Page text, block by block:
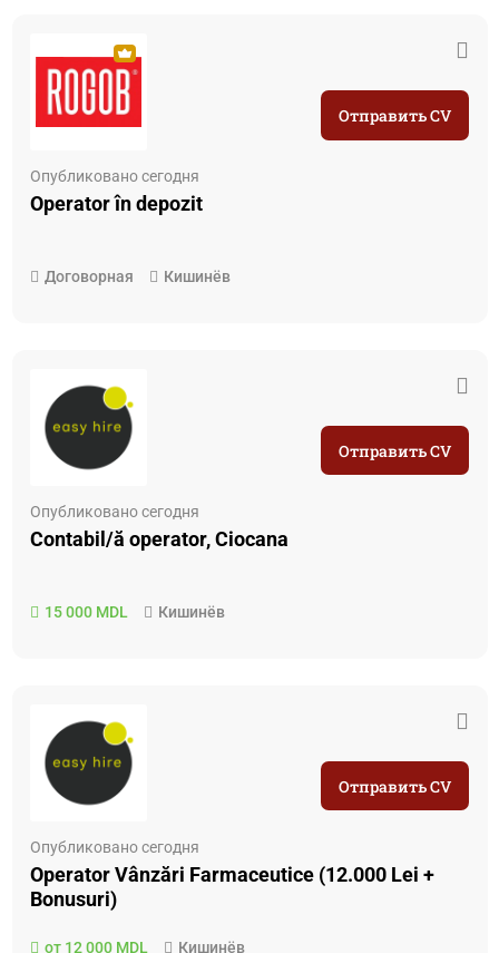
Опубликовано сегодня
Operator în depozit
Договорная Кишинёв
Отправить CV
Опубликовано сегодня
Contabil/ă operator, Ciocana
15 000 MDL Кишинёв
Отправить CV
Опубликовано сегодня
Operator Vânzări Farmaceutice (12.000 Lei +
Bonusuri)
от 12 000 MDL Кишинёв
Отправить CV